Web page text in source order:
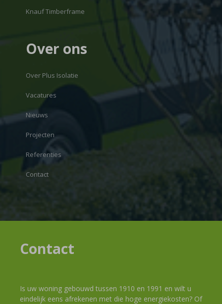
Knauf Timberframe
Over ons
Over Plus Isolatie
Vacatures
Nieuws
Projecten
Referenties
Contact
Contact
Is uw woning gebouwd tussen 1910 en 1991 en wilt u
eindelijk eens afrekenen met die hoge energiekosten? Of